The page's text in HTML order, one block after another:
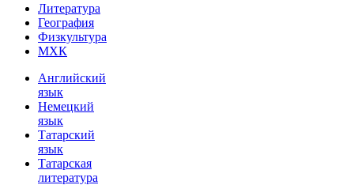
Литература
География
Физкультура
МХК
Английский
язык
Немецкий
язык
Татарский
язык
Татарская
литература